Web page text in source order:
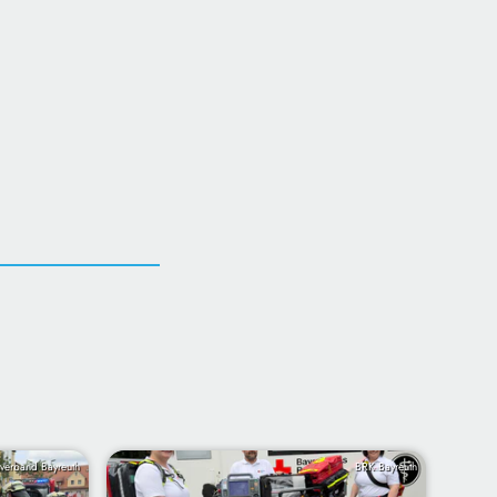
Bayreuth BRK Bayreuth